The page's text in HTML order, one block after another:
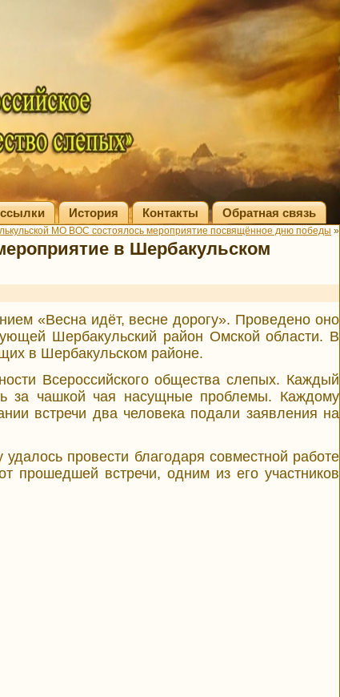
История Контакты Обратная связь
МО ВОС состоялось мероприятие посвящённое дню победы »
в Шербакульском
«Весна идёт, весне дорогу». Проведено оно
Шербакульский район Омской области. В
в Шербакульском районе.
Всероссийского общества слепых. Каждый
за чашкой чая насущные проблемы. Каждому
встречи два человека подали заявления на
провести благодаря совместной работе
прошедшей встречи, одним из его участников